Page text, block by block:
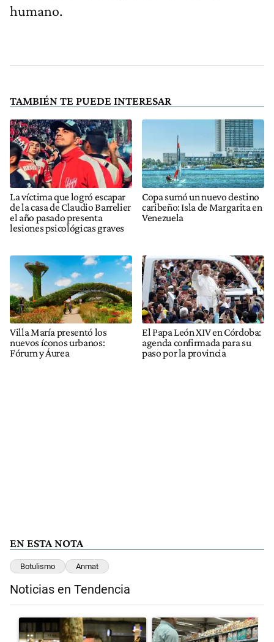
humano.
TAMBIÉN TE PUEDE INTERESAR
La víctima que logró escapar
de la casa de Claudio Barrelier
el año pasado presenta
lesiones psicológicas graves
Copa sumó un nuevo destino
caribeño: Isla de Margarita en
Venezuela
Villa María presentó los
nuevos íconos urbanos:
Fórum y Áurea
El Papa León XIV en Córdoba:
agenda confirmada para su
paso por la provincia
EN ESTA NOTA
Botulismo Anmat
Noticias en Tendencia
Un artículo de tendencia con el título "La violencia sigue en los
Un artículo de tendencia con el